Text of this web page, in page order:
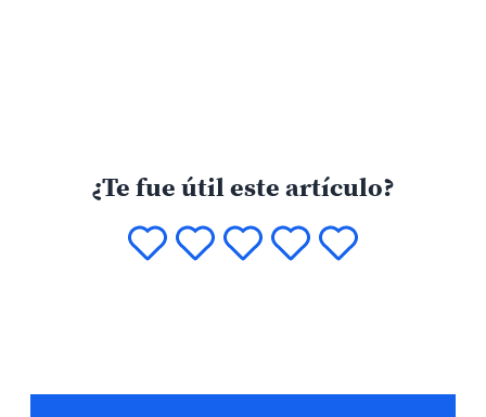
¿Te fue útil este artículo?